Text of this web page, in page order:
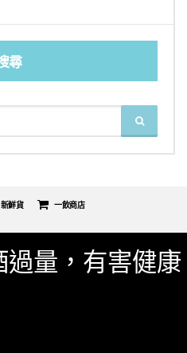
尋
SEARCH
新鮮貨 一飲商店
量，有害健康